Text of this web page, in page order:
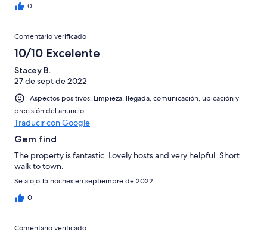
0
Comentario verificado
10/10 Excelente
Stacey B.
27 de sept de 2022
Aspectos positivos: Limpieza, llegada, comunicación, ubicación y
precisión del anuncio
Traducir con Google
Gem find
The property is fantastic. Lovely hosts and very helpful. Short
walk to town.
Se alojó 15 noches en septiembre de 2022
0
Comentario verificado